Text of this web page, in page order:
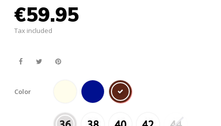
€59.95
Tax included
Color